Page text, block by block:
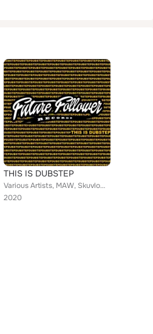
THIS IS DUBSTEP
Various Artists, MAW, Skuvlow, S.Opress, Agu, DubReaper, Uzul, MAC, Ant!Hero, With Bear, Jay Faded, Sense Impression, Rusk, Dedi...
2020